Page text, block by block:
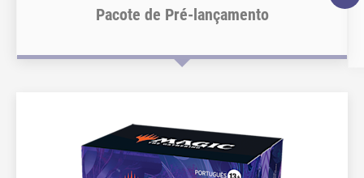
Pacote de Pré-lançamento